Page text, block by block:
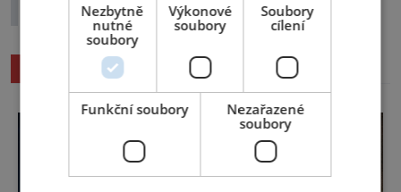
Byl Obří hrad legendární svatyní Keltů?
SOUVISEJÍCÍ ČLÁNKY
Nezbytně
nutné
soubory
Výkonové
soubory
Soubory
cílení
Funkční soubory
Nezařazené
soubory